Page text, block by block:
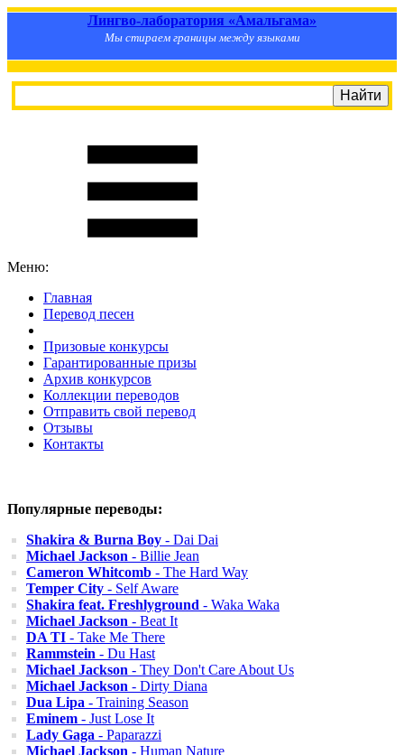
Лингво-лаборатория «Амальгама»
Мы стираем границы между языками
Меню:
Главная
Перевод песен
Призовые конкурсы
Гарантированные призы
Архив конкурсов
Коллекции переводов
Отправить свой перевод
Отзывы
Контакты
Популярные переводы:
Shakira & Burna Boy - Dai Dai
Michael Jackson - Billie Jean
Cameron Whitcomb - The Hard Way
Temper City - Self Aware
Shakira feat. Freshlyground - Waka Waka
Michael Jackson - Beat It
DA TI - Take Me There
Rammstein - Du Hast
Michael Jackson - They Don't Care About Us
Michael Jackson - Dirty Diana
Dua Lipa - Training Season
Eminem - Just Lose It
Lady Gaga - Paparazzi
Michael Jackson - Human Nature